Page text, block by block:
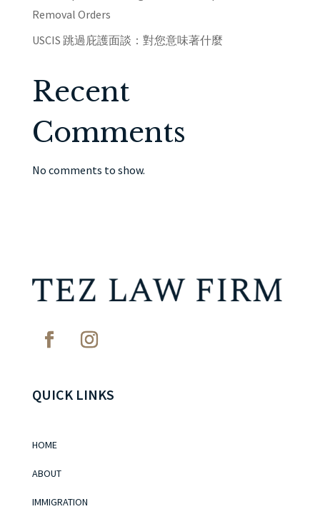
Removal Orders
USCIS 跳過庇護面談：對您意味著什麼
Recent
Comments
No comments to show.
QUICK LINKS
HOME
ABOUT
IMMIGRATION